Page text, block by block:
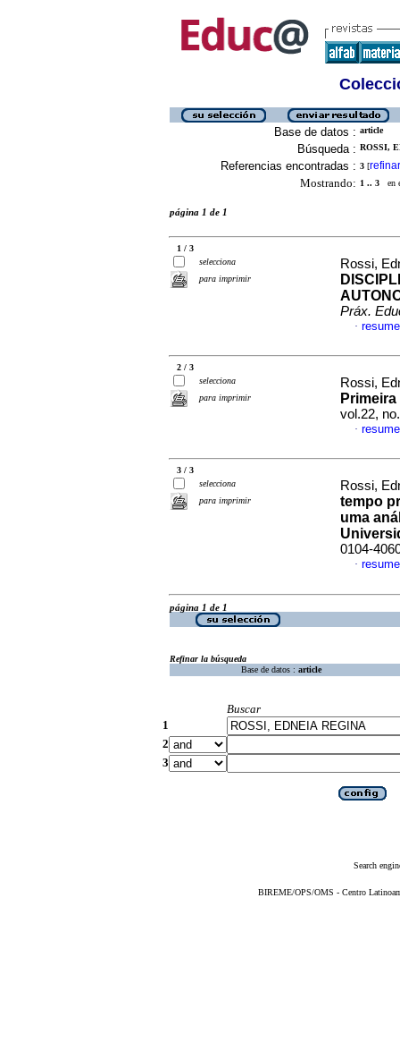
Base de datos : article
Búsqueda : ROSSI,
Referencias encontradas : 3 [refinar
Mostrando: 1 .. 3 en
página 1 de 1
1 / 3
selecciona
para imprimir
Rossi,
Práx.
·
2 / 3
selecciona
para imprimir
Rossi,
vol.22,
·
3 / 3
selecciona
para imprimir
Rossi,
tempo
uma
0104-
·
página 1 de 1
Refinar la búsqueda
Base de datos : article
Buscar
1
2
3
Search
BIREME/OPS/OMS - Centro